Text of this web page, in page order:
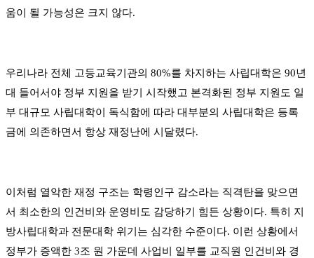
움이 될 가능성은 크지 않다.
우리나라 전체 고등교육기관의 80%를 차지하는 사립대학은 90년
대 들어서야 정부 지원을 받기 시작했고 본격화된 정부 지원도 일
부 대규모 사립대학이 독식함에 따라 대부분의 사립대학은 등록
금에 의존하면서 항상 재정난에 시달렸다.
이처럼 열악한 재정 구조는 학령인구 감소라는 직격탄을 맞으면
서 최소한의 인건비와 운영비도 감당하기 힘든 상황이다. 특히 지
방사립대학과 전문대학 위기는 심각한 수준이다. 이런 상황에서
정부가 증액한 3조 원 가운데 사업비 일부를 교직원 인건비와 경